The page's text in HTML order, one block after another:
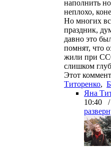
наполнить
неплохо,
Но многих
праздник,
давно это
помнят, что
жили при
слишком
Этот
Титоренко,
Яна
10:40 /